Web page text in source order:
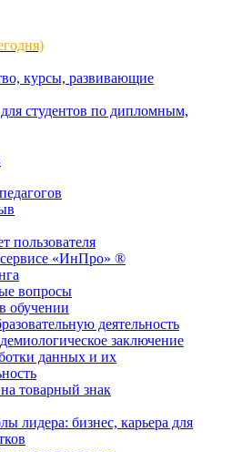
курсы, развивающие
студентов по дипломным,
пользователя
«ИнПро» ®
вопросы
обучении
деятельность
заключение
данных и их
товарный знак
лидера: бизнес, карьера для